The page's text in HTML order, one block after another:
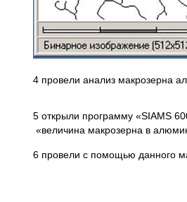
4 провели анализ макрозерна
5 открыли программу «SIAMS
«величина макрозерна в
6 провели с помощью данного